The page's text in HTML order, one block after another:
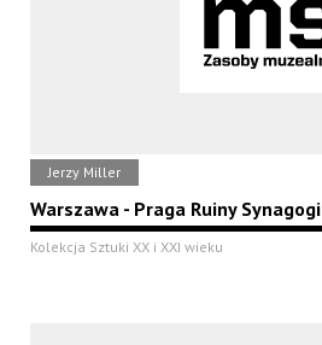
Jerzy Miller
Warszawa - Praga Ruiny Synagogi
Kolekcja Sztuki XX i XXI wieku